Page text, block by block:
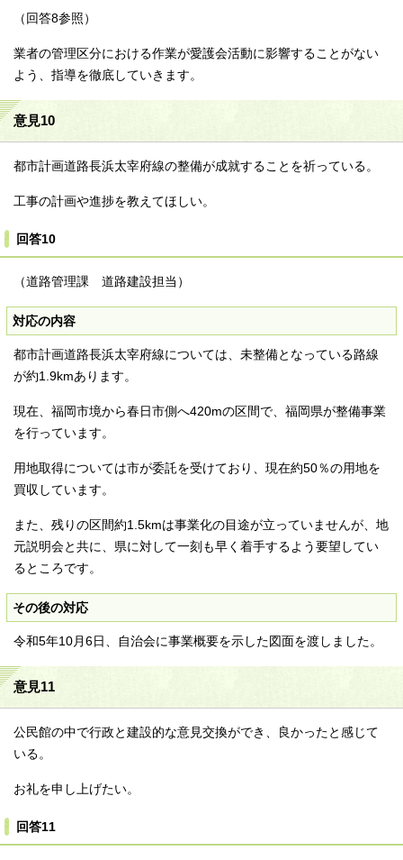
（回答8参照）
業者の管理区分における作業が愛護会活動に影響することがない
よう、指導を徹底していきます。
意見10
都市計画道路長浜太宰府線の整備が成就することを祈っている。
工事の計画や進捗を教えてほしい。
回答10
（道路管理課 道路建設担当）
対応の内容
都市計画道路長浜太宰府線については、未整備となっている路線
が約1.9kmあります。
現在、福岡市境から春日市側へ420mの区間で、福岡県が整備事業
を行っています。
用地取得については市が委託を受けており、現在約50％の用地を
買収しています。
また、残りの区間約1.5kmは事業化の目途が立っていませんが、地
元説明会と共に、県に対して一刻も早く着手するよう要望してい
るところです。
その後の対応
令和5年10月6日、自治会に事業概要を示した図面を渡しました。
意見11
公民館の中で行政と建設的な意見交換ができ、良かったと感じて
いる。
お礼を申し上げたい。
回答11